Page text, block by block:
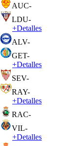
AUC-
LDU-
+Detalles
ALV-
GET-
+Detalles
SEV-
RAY-
+Detalles
RAC-
VIL-
+Detalles